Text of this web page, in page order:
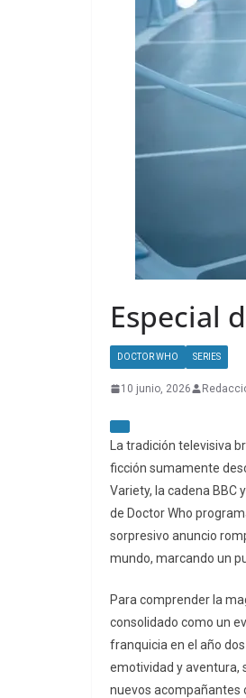
Especial
DOCTOR WHO SERIES
10 junio, 2026
La tradición televisiva
ficción sumamente
Variety, la cadena BBC
de Doctor Who
sorpresivo anuncio
mundo, marcando un
Para comprender la
consolidado como un
franquicia en el año
emotividad y aventura,
nuevos acompañantes